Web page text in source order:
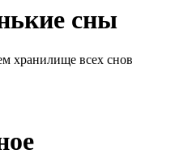
сны
хранилище всех снов